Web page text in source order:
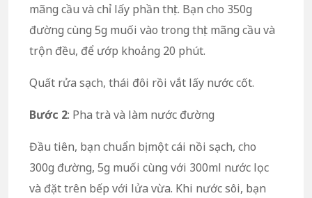
mãng cầu và chỉ lấy phần thịt. Bạn cho 350g
đường cùng 5g muối vào trong thịt mãng cầu và
trộn đều, để ướp khoảng 20 phút.
Quất rửa sạch, thái đôi rồi vắt lấy nước cốt.
Bước 2: Pha trà và làm nước đường
Đầu tiên, bạn chuẩn bị một cái nồi sạch, cho
300g đường, 5g muối cùng với 300ml nước lọc
và đặt trên bếp với lửa vừa. Khi nước sôi, bạn